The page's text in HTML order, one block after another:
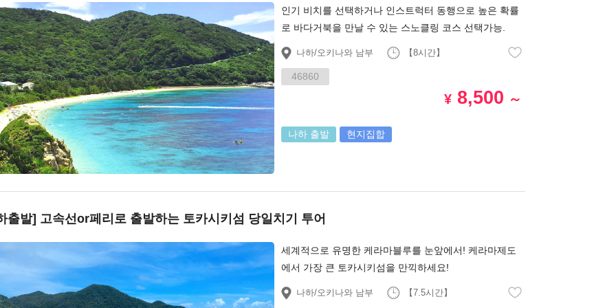
인기 비치를 선택하거나 인스트럭터 동행으로 높은 확률
로 바다거북을 만날 수 있는 스노클링 코스 선택가능.
나하/오키나와 남부 【8시간】
46860
¥ 8,500 ～
나하 출발 현지집합
출발] 고속선or페리로 출발하는 토카시키섬 당일치기 투어
세계적으로 유명한 케라마블루를 눈앞에서! 케라마제도
에서 가장 큰 토카시키섬을 만끽하세요!
나하/오키나와 남부 【7.5시간】